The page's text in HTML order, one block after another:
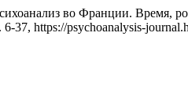
во Франции. Время,
6-37, https://psychoanalysis-